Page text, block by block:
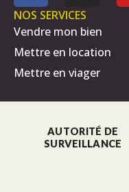
NOS SERVICES
Vendre mon bien
Mettre en location
Mettre en viager
AUTORITÉ DE
SURVEILLANCE